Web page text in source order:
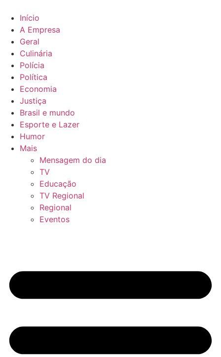
para
conteúdo
Início
A Empresa
Geral
Culinária
Polícia
Política
Economia
Justiça
Brasil e mundo
Esporte e Lazer
Humor
Mais
Mensagem do dia
TV
Educação
TV Regional
Regional
Eventos